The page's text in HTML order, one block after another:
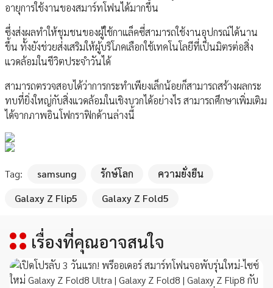
อายุการใช้งานของสมาร์ทโฟนได้มากขึ้น
ซึ่งส่งผลทำให้ชุมชนของผู้ใช้กาแล็คซี่สามารถใช้งานอุปกรณ์ได้นาน
ขึ้น ทั้งยังช่วยส่งเสริมให้ผู้บริโภคเลือกใช้เทคโนโลยีที่เป็นมิตรต่อสิ่ง
แวดล้อมในชีวิตประจำวันได้
สามารถตรวจสอบได้ว่าการกระทำเพียงเล็กน้อยก็สามารถสร้างผลกระ
ทบที่ยิ่งใหญ่กับสิ่งแวดล้อมในเชิงบวกได้อย่างไร สามารถศึกษาเพิ่มเติม
ได้จากภาพอินโฟกราฟิกด้านล่างนี้
Tag: samsung รักษ์โลก
ความยั่งยืน
Galaxy Z Flip5
Galaxy Z Fold5
เรื่องที่คุณอาจสนใจ